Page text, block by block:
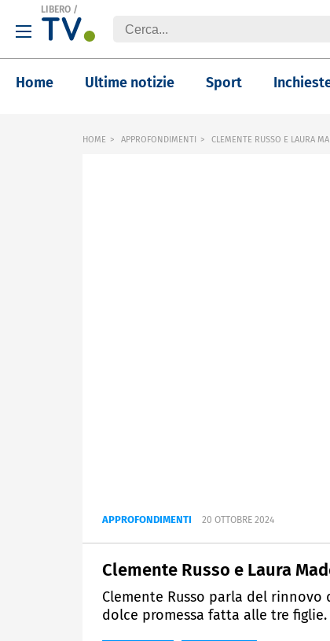
LIBERO /
Home Ultime notizie Sport
HOME APPROFONDIMENTI CLEMENTE RUSSO E LAURA
APPROFONDIMENTI 20 OTTOBRE 2024
Clemente Russo e Laura
Clemente Russo parla del
dolce promessa fatta alle tre figlie.